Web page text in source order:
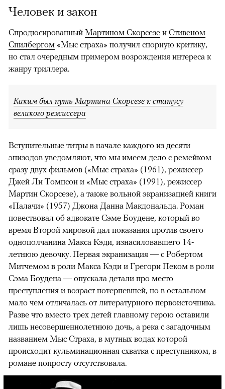
Человек и закон
Спродюсированный Мартином Скорсезе и Стивеном
Спилбергом «Мыс страха» получил спорную критику,
но стал очередным примером возрождения интереса к
жанру триллера.
Каким был путь Мартина Скорсезе к статусу
великого режиссера
Вступительные титры в начале каждого из десяти
эпизодов уведомляют, что мы имеем дело с ремейком
сразу двух фильмов («Мыс страха» (1961), режиссер
Джей Ли Томпсон и «Мыс страха» (1991), режиссер
Мартин Скорсезе), а также вольной экранизацией книги
«Палачи» (1957) Джона Данна Макдональда. Роман
повествовал об адвокате Сэме Боудене, который во
время Второй мировой дал показания против своего
однополчанина Макса Кэди, изнасиловавшего 14-
летнюю девочку. Первая экранизация — с Робертом
Митчемом в роли Макса Кэди и Грегори Пеком в роли
Сэма Боудена — опускала детали про место
преступления и возраст потерпевшей, но в остальном
мало чем отличалась от литературного первоисточника.
Разве что вместо трех детей главному герою оставили
лишь несовершеннолетнюю дочь, а река с загадочным
названием Мыс Страха, в мутных водах которой
происходит кульминационная схватка с преступником, в
романе попросту отсутствовала.